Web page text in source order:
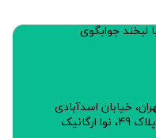
شیمیایی درمزارع خود
لبخند جوابگوی
خیابان اسدآبادی
(یوسف آباد)، بین خیابان 9 و 11 پلاک 49، نوا ارگانیک